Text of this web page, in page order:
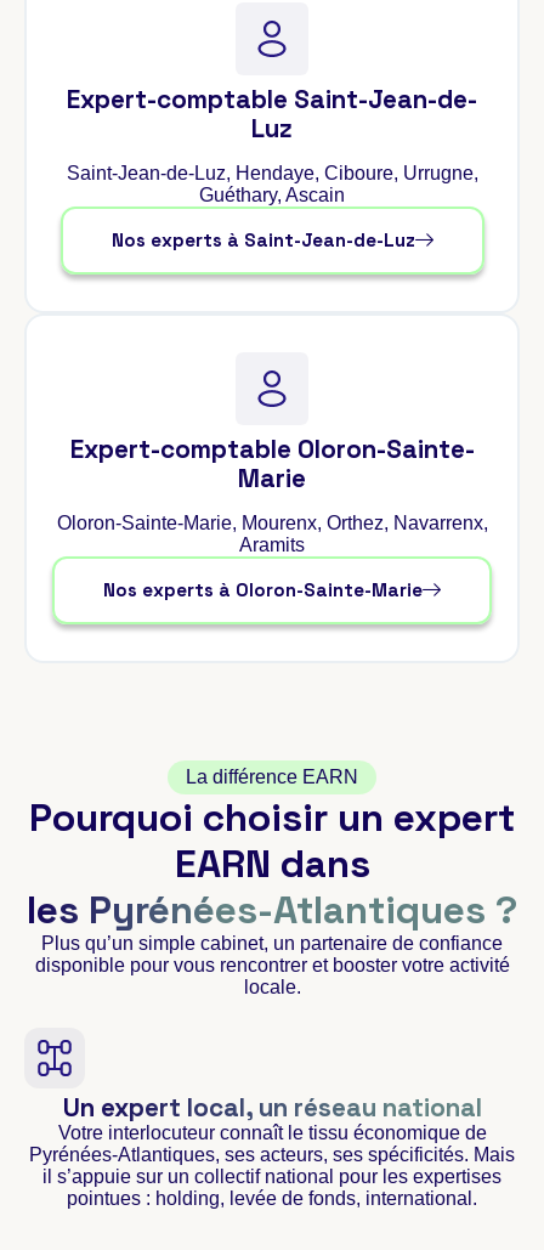
Expert-comptable Saint-Jean-de-
Luz
Saint-Jean-de-Luz, Hendaye, Ciboure, Urrugne,
Guéthary, Ascain
Nos experts à Saint-Jean-de-Luz
Expert-comptable Oloron-Sainte-
Marie
Oloron-Sainte-Marie, Mourenx, Orthez, Navarrenx,
Aramits
Nos experts à Oloron-Sainte-Marie
La différence EARN
Pourquoi choisir un expert
EARN dans
les Pyrénées-Atlantiques ?
Plus qu’un simple cabinet, un partenaire de confiance
disponible pour vous rencontrer et booster votre activité
locale.
Un expert local, un réseau national
Votre interlocuteur connaît le tissu économique de
Pyrénées-Atlantiques, ses acteurs, ses spécificités. Mais
il s’appuie sur un collectif national pour les expertises
pointues : holding, levée de fonds, international.